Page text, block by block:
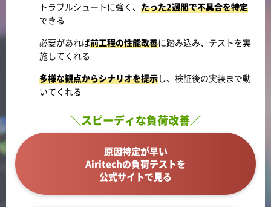
トラブルシュートに強く、 たった2週間で不具合を特定
できる
必要があれば前工程の性能改善に踏み込み、テストを実
施してくれる
多様な観点からシナリオを提示し、検証後の実装まで動
いてくれる
＼スピーディな負荷改善／
原因特定が早い
Airitechの負荷テストを
公式サイトで見る